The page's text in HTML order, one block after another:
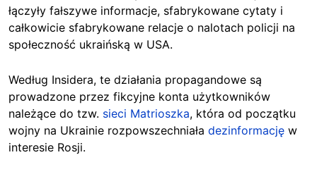
łączyły fałszywe informacje, sfabrykowane cytaty i
całkowicie sfabrykowane relacje o nalotach policji na
społeczność ukraińską w USA.
Według Insidera, te działania propagandowe są
prowadzone przez fikcyjne konta użytkowników
należące do tzw. sieci Matrioszka, która od początku
wojny na Ukrainie rozpowszechniała dezinformację w
interesie Rosji.